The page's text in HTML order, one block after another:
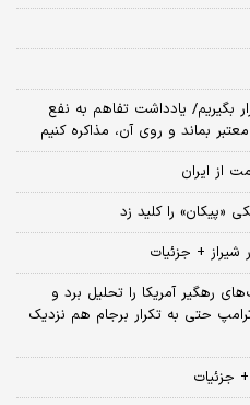
بگیریم/ یادداشت تفاهم به نفع
بماند و روی آن، مذاکره کنیم
از ایران
«پیکان» را کلید زد
رهگیر آمریکا را تحلیل برد و
حتی به تکرار برجام هم نزدیک